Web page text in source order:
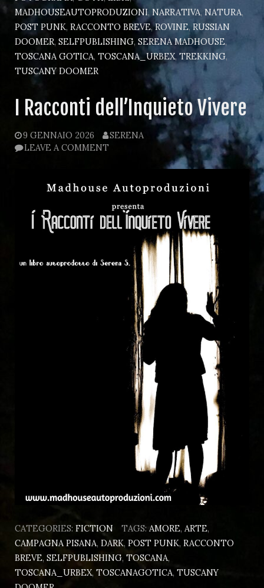
MADHOUSEAUTOPRODUZIONI, NARRATIVA, NATURA,
POST PUNK, RACCONTO BREVE,ROVINE, RUSSIAN
DOOMER, SELFPUBLISHING, SERENA MADHOUSE,
TOSCANA GOTICA, TOSCANA_URBEX, TREKKING,
TUSCANY DOOMER
I Racconti dell’Inquieto Vivere
9 GENNAIO 2026
SERENA
LEAVE A COMMENT
CATEGORIES: FICTION TAGS: AMORE, ARTE,
CAMPAGNA PISANA, DARK, POST PUNK, RACCONTO
BREVE, SELFPUBLISHING, TOSCANA,
TOSCANA_URBEX, TOSCANAGOTICA, TUSCANY